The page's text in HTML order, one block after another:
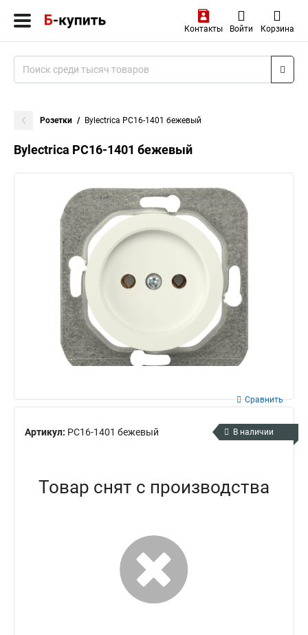
Контакты Войти Корзина
Розетки Bylectrica РС16-1401 бежевый
Bylectrica РС16-1401 бежевый
Артикул: РС16-1401 бежевый
Сравнить
В наличии
Товар снят с производства